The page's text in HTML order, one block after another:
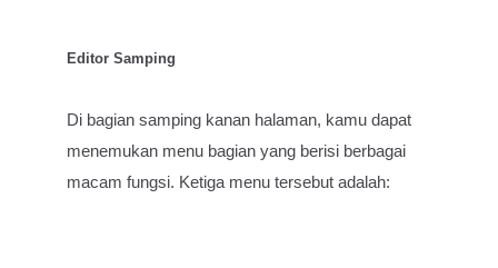
Editor Samping
Di bagian samping kanan halaman, kamu dapat
menemukan menu bagian yang berisi berbagai
macam fungsi. Ketiga menu tersebut adalah: